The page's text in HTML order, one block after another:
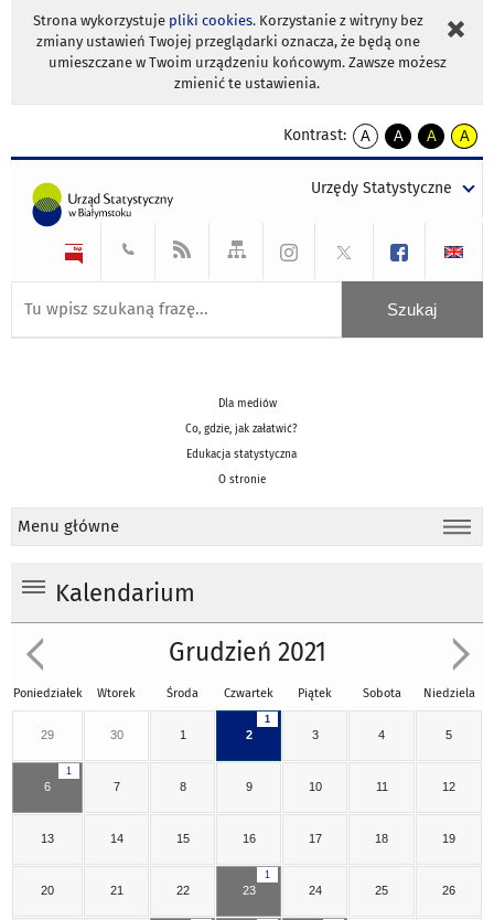
Strona wykorzystuje pliki cookies. Korzystanie z witryny bez
zmiany ustawień Twojej przeglądarki oznacza, że będą one
umieszczane w Twoim urządzeniu końcowym. Zawsze możesz
zmienić te ustawienia.
Kontrast:
A
kontrast
A
kontrast
tekst
czarnym
A
kontrast
tekst
czarnym
A
tekst
żółtym
Urzędy Statystyczne
Dla mediów
Co, gdzie, jak załatwić?
Edukacja statystyczna
O stronie
Menu główne
Kalendarium
Grudzień 2021
Poniedziałek Wtorek Środa Czwartek Piątek Sobota Niedziela
29 30 1
1
2 3 4 5
1
6 7 8 9 10 11 12
13 14 15 16 17 18 19
20 21 22
1
23 24 25 26